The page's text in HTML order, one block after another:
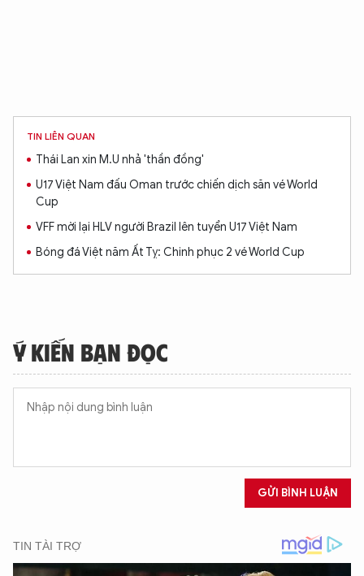
TIN LIÊN QUAN
Thái Lan xin M.U nhả 'thần đồng'
U17 Việt Nam đấu Oman trước chiến dịch săn vé World
Cup
VFF mời lại HLV người Brazil lên tuyển U17 Việt Nam
Bóng đá Việt năm Ất Tỵ: Chinh phục 2 vé World Cup
Ý KIẾN BẠN ĐỌC
GỬI BÌNH LUẬN